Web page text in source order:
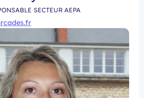
SECTEUR AEPA